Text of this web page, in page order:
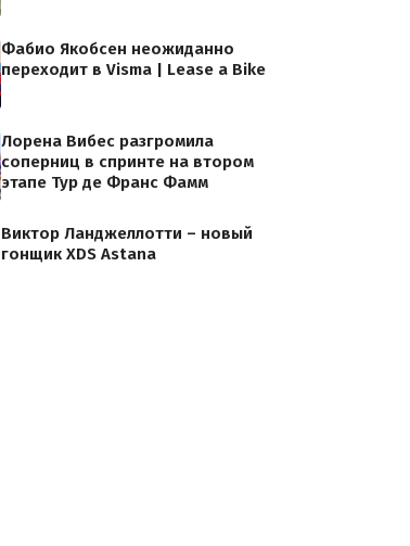
Фабио Якобсен неожиданно
переходит в Visma | Lease a Bike
Лорена Вибес разгромила
соперниц в спринте на втором
этапе Тур де Франс Фамм
Виктор Ланджеллотти – новый
гонщик XDS Astana